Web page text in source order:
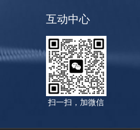
互动中心
扫一扫，加微信